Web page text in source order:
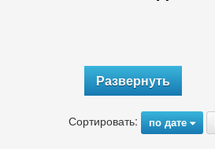
Развернуть
Сортировать: по дате{